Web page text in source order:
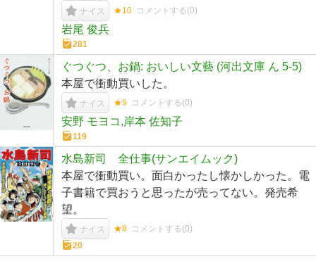
ナイス ★10 コメントする(0)
岩尾 俊兵
281
ぐつぐつ、お鍋: おいしい文藝 (河出文庫 ん 5-5)
本屋で衝動買いした。
ナイス ★9 コメントする(0)
安野 モヨコ,岸本 佐知子
119
水島新司 全仕事(サンエイムック)
本屋で衝動買い。面白かったし懐かしかった。電
子書籍で買おうと思ったが売ってない。発売希
望。
ナイス ★8 コメントする(0)
20